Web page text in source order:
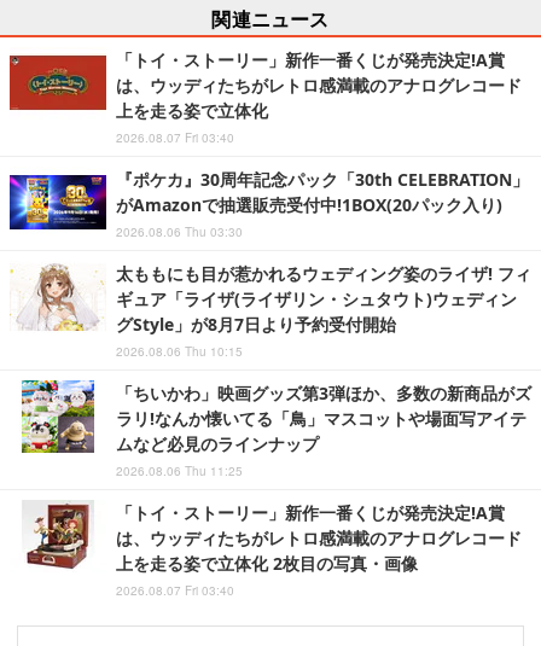
関連ニュース
「トイ・ストーリー」新作一番くじが発売決定!A賞
は、ウッディたちがレトロ感満載のアナログレコード
上を走る姿で立体化
2026.08.07 Fri 03:40
『ポケカ』30周年記念パック「30th CELEBRATION」
がAmazonで抽選販売受付中!1BOX(20パック入り)
2026.08.06 Thu 03:30
太ももにも目が惹かれるウェディング姿のライザ! フィ
ギュア「ライザ(ライザリン・シュタウト)ウェディン
グStyle」が8月7日より予約受付開始
2026.08.06 Thu 10:15
「ちいかわ」映画グッズ第3弾ほか、多数の新商品がズ
ラリ!なんか懐いてる「鳥」マスコットや場面写アイテ
ムなど必見のラインナップ
2026.08.06 Thu 11:25
「トイ・ストーリー」新作一番くじが発売決定!A賞
は、ウッディたちがレトロ感満載のアナログレコード
上を走る姿で立体化 2枚目の写真・画像
2026.08.07 Fri 03:40